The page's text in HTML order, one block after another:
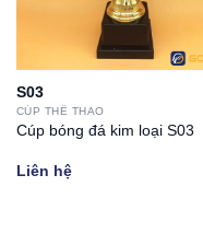
S03
CÚP THỂ THAO
Cúp bóng đá kim loại S03
Liên hệ